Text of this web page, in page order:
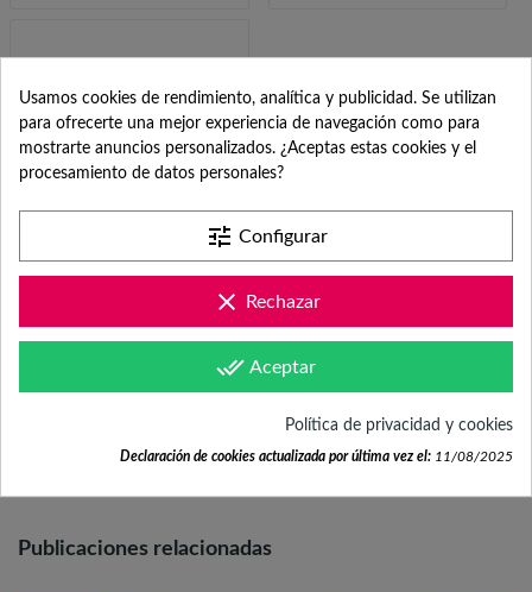
CAJITA DE MADERA
Publicaciones relacionadas
Usamos cookies de rendimiento, analítica y publicidad. Se utilizan
para ofrecerte una mejor experiencia de navegación como para
mostrarte anuncios personalizados. ¿Aceptas estas cookies y el
procesamiento de datos personales?
tune Configurar
clear Rechazar
done_all Aceptar
Política de privacidad y cookies
Declaración de cookies actualizada por última vez el: 11/08/2025